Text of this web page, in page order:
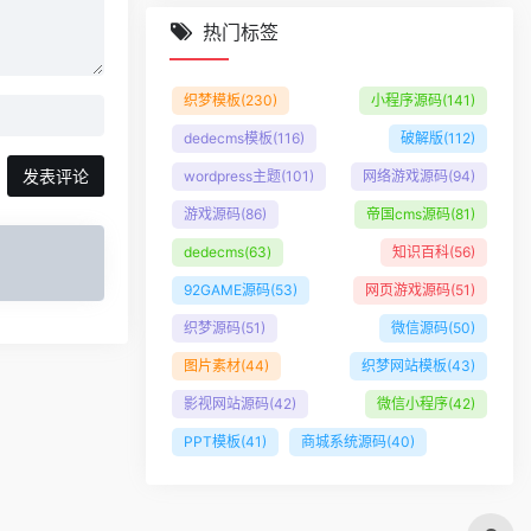
发表评论
热门标签
织梦模板(230) 小程序源码(141)
dedecms模板(116) 破解版(112)
wordpress主题(101) 网络游戏源码(94)
游戏源码(86) 帝国cms源码(81)
dedecms(63) 知识百科(56)
92GAME源码(53) 网页游戏源码(51)
织梦源码(51) 微信源码(50)
图片素材(44) 织梦网站模板(43)
影视网站源码(42) 微信小程序(42)
PPT模板(41) 商城系统源码(40)